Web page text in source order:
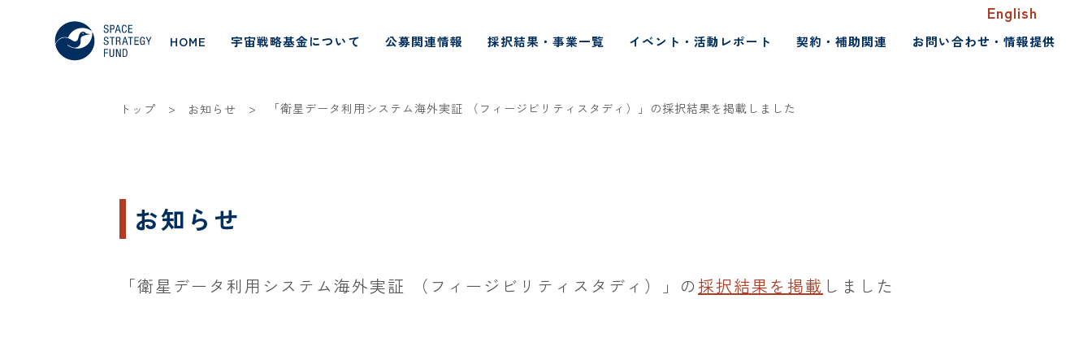
English
HOME 宇宙戦略基金について 公募関連情報 採択結果・事業一覧 イベント・活動レポート 契約・補助関連 お問い合わせ・情報提供
トップ > お知らせ > 「衛星データ利用システム海外実証 （フィージビリティスタディ）」の採択結果を掲載しました
お知らせ
「衛星データ利用システム海外実証 （フィージビリティスタディ）」の採択結果を掲載 しました